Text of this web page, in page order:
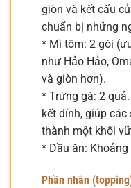
giòn và kết cấu
chuẩn bị những
* Mì tôm: 2 gói
như Hảo Hảo,
và giòn hơn).
* Trứng gà: 2
kết dính, giúp
thành một khối
* Dầu ăn:
Phần nhân